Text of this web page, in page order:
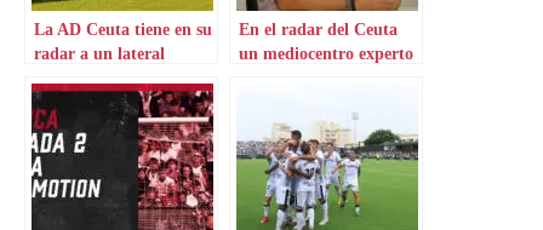
La AD Ceuta tiene en su
radar a un lateral
En el radar del Ceuta
un mediocentro experto